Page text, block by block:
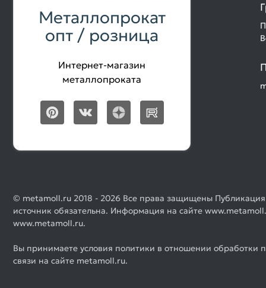
Металлопрокат
опт / розница
Интернет-магазин
металлопроката
© metamoll.ru 2018 - 2026 Все права защищены
источник обязательна. Информация на сайте
www.metamoll.ru.
Вы принимаете условия политики в отношении обработки
связи на сайте metamoll.ru.